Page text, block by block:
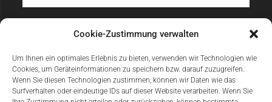
Cookie-Zustimmung verwalten
Um Ihnen ein optimales Erlebnis zu bieten, verwenden wir Technologien wie
Cookies, um Geräteinformationen zu speichern bzw. darauf zuzugreifen.
Wenn Sie diesen Technologien zustimmen, können wir Daten wie das
Surfverhalten oder eindeutige IDs auf dieser Website verarbeiten. Wenn Sie
Sicher Einkaufen